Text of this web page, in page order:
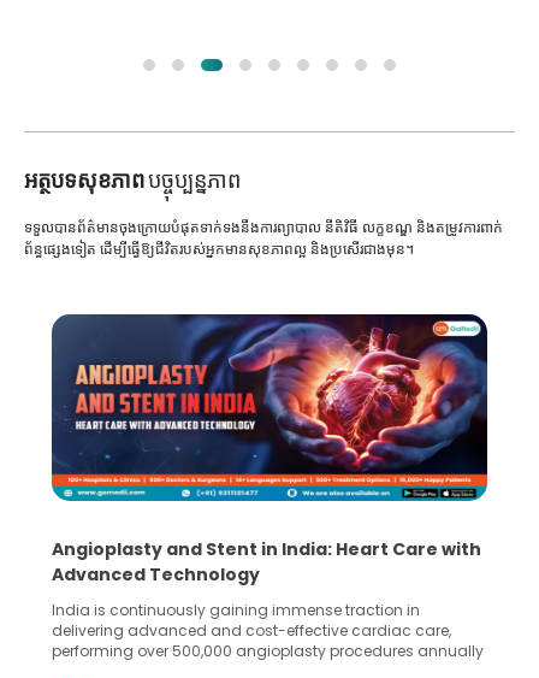
អត្ថបទសុខភាពបច្ចុប្បន្នភាព
ទទួលបានព័ត៌មានចុងក្រោយបំផុតទាក់ទងនឹងការព្យាបាល នីតិវិធី លក្ខខណ្ឌ និងតម្រូវការពាក់
ព័ន្ធផ្សេងទៀត ដើម្បីធ្វើឱ្យជីវិតរបស់អ្នកមានសុខភាពល្អ និងប្រសើរជាងមុន។
5 Essential Steps for Effective Human Sperm
Collection and Processing Methods
Human sperm collection and processing are critical steps
in advanced reproductive techniques like In Vitro
Fertilization (IVF) and intrauterine insemination (IUI). These